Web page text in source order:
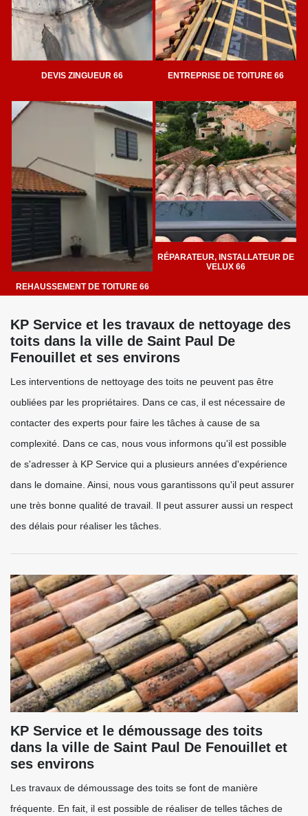
DEVIS ZINGUEUR 66 ENTREPRISE DE TOITURE 66
REHAUSSEMENT DE TOITURE 66
RÉPARATEUR, INSTALLATEUR DE
VELUX 66
KP Service et les travaux de nettoyage des
toits dans la ville de Saint Paul De
Fenouillet et ses environs
Les interventions de nettoyage des toits ne peuvent pas être
oubliées par les propriétaires. Dans ce cas, il est nécessaire de
contacter des experts pour faire les tâches à cause de sa
complexité. Dans ce cas, nous vous informons qu'il est possible
de s'adresser à KP Service qui a plusieurs années d'expérience
dans le domaine. Ainsi, nous vous garantissons qu'il peut assurer
une très bonne qualité de travail. Il peut assurer aussi un respect
des délais pour réaliser les tâches.
KP Service et le démoussage des toits
dans la ville de Saint Paul De Fenouillet et
ses environs
Les travaux de démoussage des toits se font de manière
fréquente. En fait, il est possible de réaliser de telles tâches de